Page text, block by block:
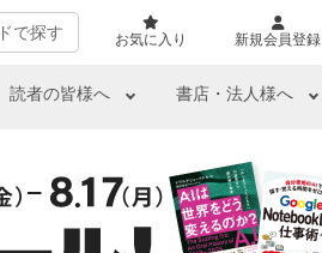
で探す お気に入り 新規会員登録
読者の皆様へ 書店・法人様へ